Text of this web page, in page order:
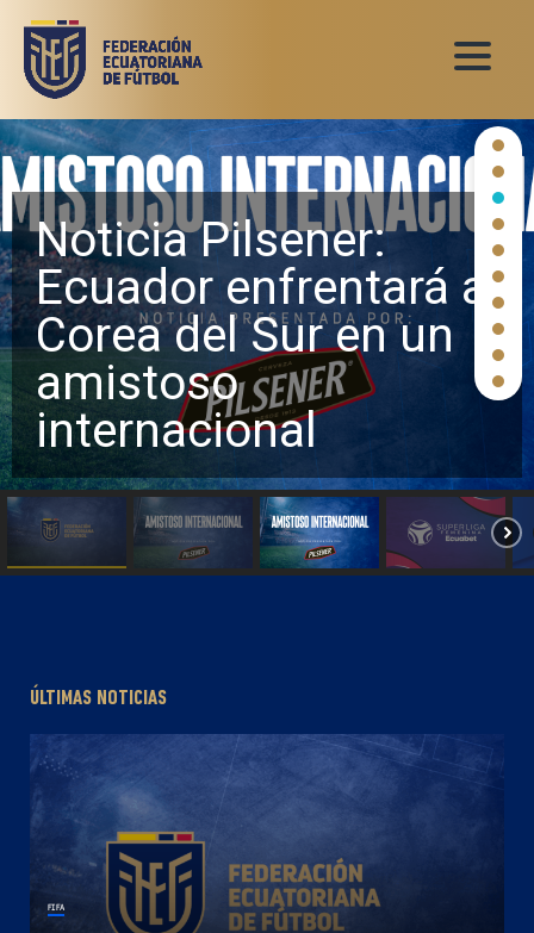
Noticia Pilsener:
Ecuador enfrentará a
Corea del Sur en un
amistoso
internacional
ÚLTIMAS NOTICIAS
FIFA